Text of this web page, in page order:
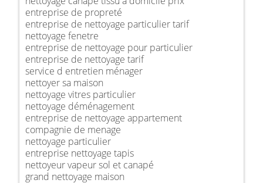
entreprise de propreté
entreprise de nettoyage particulier tarif
nettoyage fenetre
entreprise de nettoyage pour particulier
entreprise de nettoyage tarif
service d entretien ménager
nettoyer sa maison
nettoyage vitres particulier
nettoyage déménagement
entreprise de nettoyage appartement
compagnie de menage
nettoyage particulier
entreprise nettoyage tapis
nettoyeur vapeur sol et canapé
grand nettoyage maison